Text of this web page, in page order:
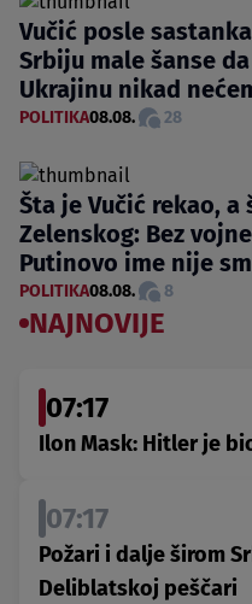
Vučić posle
Srbiju male šanse
Ukrajinu nikad
POLITIKA08.08. 28
Šta je Vučić rekao,
Zelenskog: Bez
Putinovo ime nije
POLITIKA08.08. 8
NAJNOVIJE
07:17
Ilon Mask: Hitler je
07:17
Požari i dalje širom
Deliblatskoj peščari